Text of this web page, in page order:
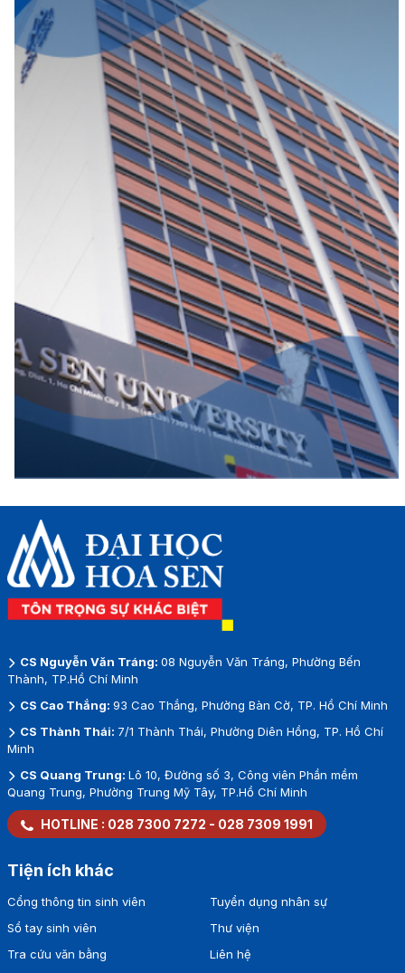
CS Nguyễn Văn Tráng: 08 Nguyễn Văn Tráng, Phường Bến
Thành, TP.Hồ Chí Minh
CS Cao Thắng: 93 Cao Thắng, Phường Bàn Cờ, TP. Hồ Chí Minh
CS Thành Thái: 7/1 Thành Thái, Phường Diên Hồng, TP. Hồ Chí
Minh
CS Quang Trung: Lô 10, Đường số 3, Công viên Phần mềm
Quang Trung, Phường Trung Mỹ Tây, TP.Hồ Chí Minh
HOTLINE : 028 7300 7272 - 028 7309 1991
Tiện ích khác
Cổng thông tin sinh viên
Sổ tay sinh viên
Tra cứu văn bằng
Tuyển dụng nhân sự
Thư viện
Liên hệ